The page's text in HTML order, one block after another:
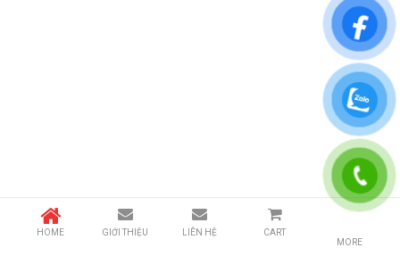
HOME GIỚI THIỆU LIÊN HỆ
CART
MORE